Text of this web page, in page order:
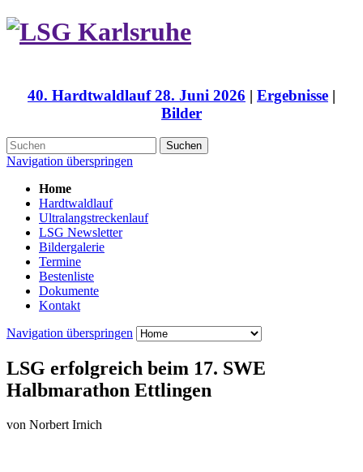
40. Hardtwaldlauf 28. Juni 2026 | Ergebnisse |
Bilder
Suchen
Navigation überspringen
Home
Hardtwaldlauf
Ultralangstreckenlauf
LSG Newsletter
Bildergalerie
Termine
Bestenliste
Dokumente
Kontakt
Navigation überspringen
LSG erfolgreich beim 17. SWE
Halbmarathon Ettlingen
von Norbert Irnich